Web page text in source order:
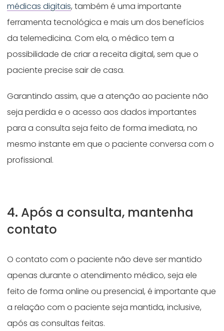
médicas digitais, também é uma importante
ferramenta tecnológica e mais um dos benefícios
da telemedicina. Com ela, o médico tem a
possibilidade de criar a receita digital, sem que o
paciente precise sair de casa.
Garantindo assim, que a atenção ao paciente não
seja perdida e o acesso aos dados importantes
para a consulta seja feito de forma imediata, no
mesmo instante em que o paciente conversa com o
profissional.
4. Após a consulta, mantenha
contato
O contato com o paciente não deve ser mantido
apenas durante o atendimento médico, seja ele
feito de forma online ou presencial, é importante que
a relação com o paciente seja mantida, inclusive,
após as consultas feitas.